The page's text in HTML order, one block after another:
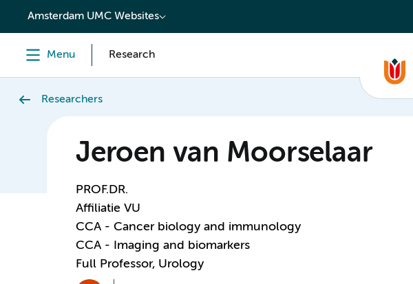
content
Amsterdam UMC Websites
Menu Research
Researchers
Jeroen van Moorselaar
PROF.DR.
Affiliatie VU
CCA - Cancer biology and immunology
CCA - Imaging and biomarkers
Full Professor, Urology